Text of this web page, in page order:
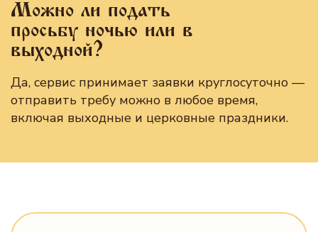
Можно ли подать
просьбу ночью или в
выходной?
Да, сервис принимает заявки круглосуточно —
отправить требу можно в любое время,
включая выходные и церковные праздники.